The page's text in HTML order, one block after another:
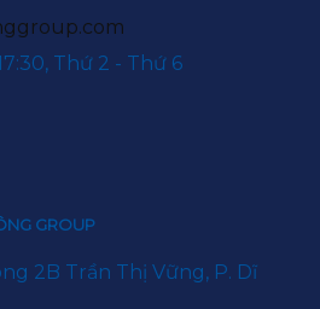
Thứ 2 - Thứ 6
GROUP
2B Trần Thị Vững, P. Dĩ